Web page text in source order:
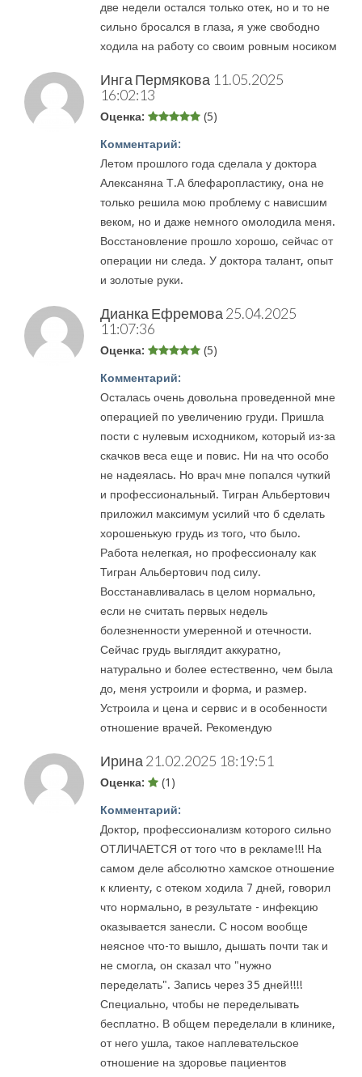
две недели остался только отек, но и то не
сильно бросался в глаза, я уже свободно
ходила на работу со своим ровным носиком
Инга Пермякова 11.05.2025
16:02:13
Оценка: (5)
Комментарий:
Летом прошлого года сделала у доктора
Алексаняна Т.А блефаропластику, она не
только решила мою проблему с нависшим
веком, но и даже немного омолодила меня.
Восстановление прошло хорошо, сейчас от
операции ни следа. У доктора талант, опыт
и золотые руки.
Дианка Ефремова 25.04.2025
11:07:36
Оценка: (5)
Комментарий:
Осталась очень довольна проведенной мне
операцией по увеличению груди. Пришла
пости с нулевым исходником, который из-за
скачков веса еще и повис. Ни на что особо
не надеялась. Но врач мне попался чуткий
и профессиональный. Тигран Альбертович
приложил максимум усилий что б сделать
хорошенькую грудь из того, что было.
Работа нелегкая, но профессионалу как
Тигран Альбертович под силу.
Восстанавливалась в целом нормально,
если не считать первых недель
болезненности умеренной и отечности.
Сейчас грудь выглядит аккуратно,
натурально и более естественно, чем была
до, меня устроили и форма, и размер.
Устроила и цена и сервис и в особенности
отношение врачей. Рекомендую
Ирина 21.02.2025 18:19:51
Оценка: (1)
Комментарий:
Доктор, профессионализм которого сильно
ОТЛИЧАЕТСЯ от того что в рекламе!!! На
самом деле абсолютно хамское отношение
к клиенту, с отеком ходила 7 дней, говорил
что нормально, в результате - инфекцию
оказывается занесли. С носом вообще
неясное что-то вышло, дышать почти так и
не смогла, он сказал что "нужно
переделать". Запись через 35 дней!!!!
Специально, чтобы не переделывать
бесплатно. В общем переделали в клинике,
от него ушла, такое наплевательское
отношение на здоровье пациентов